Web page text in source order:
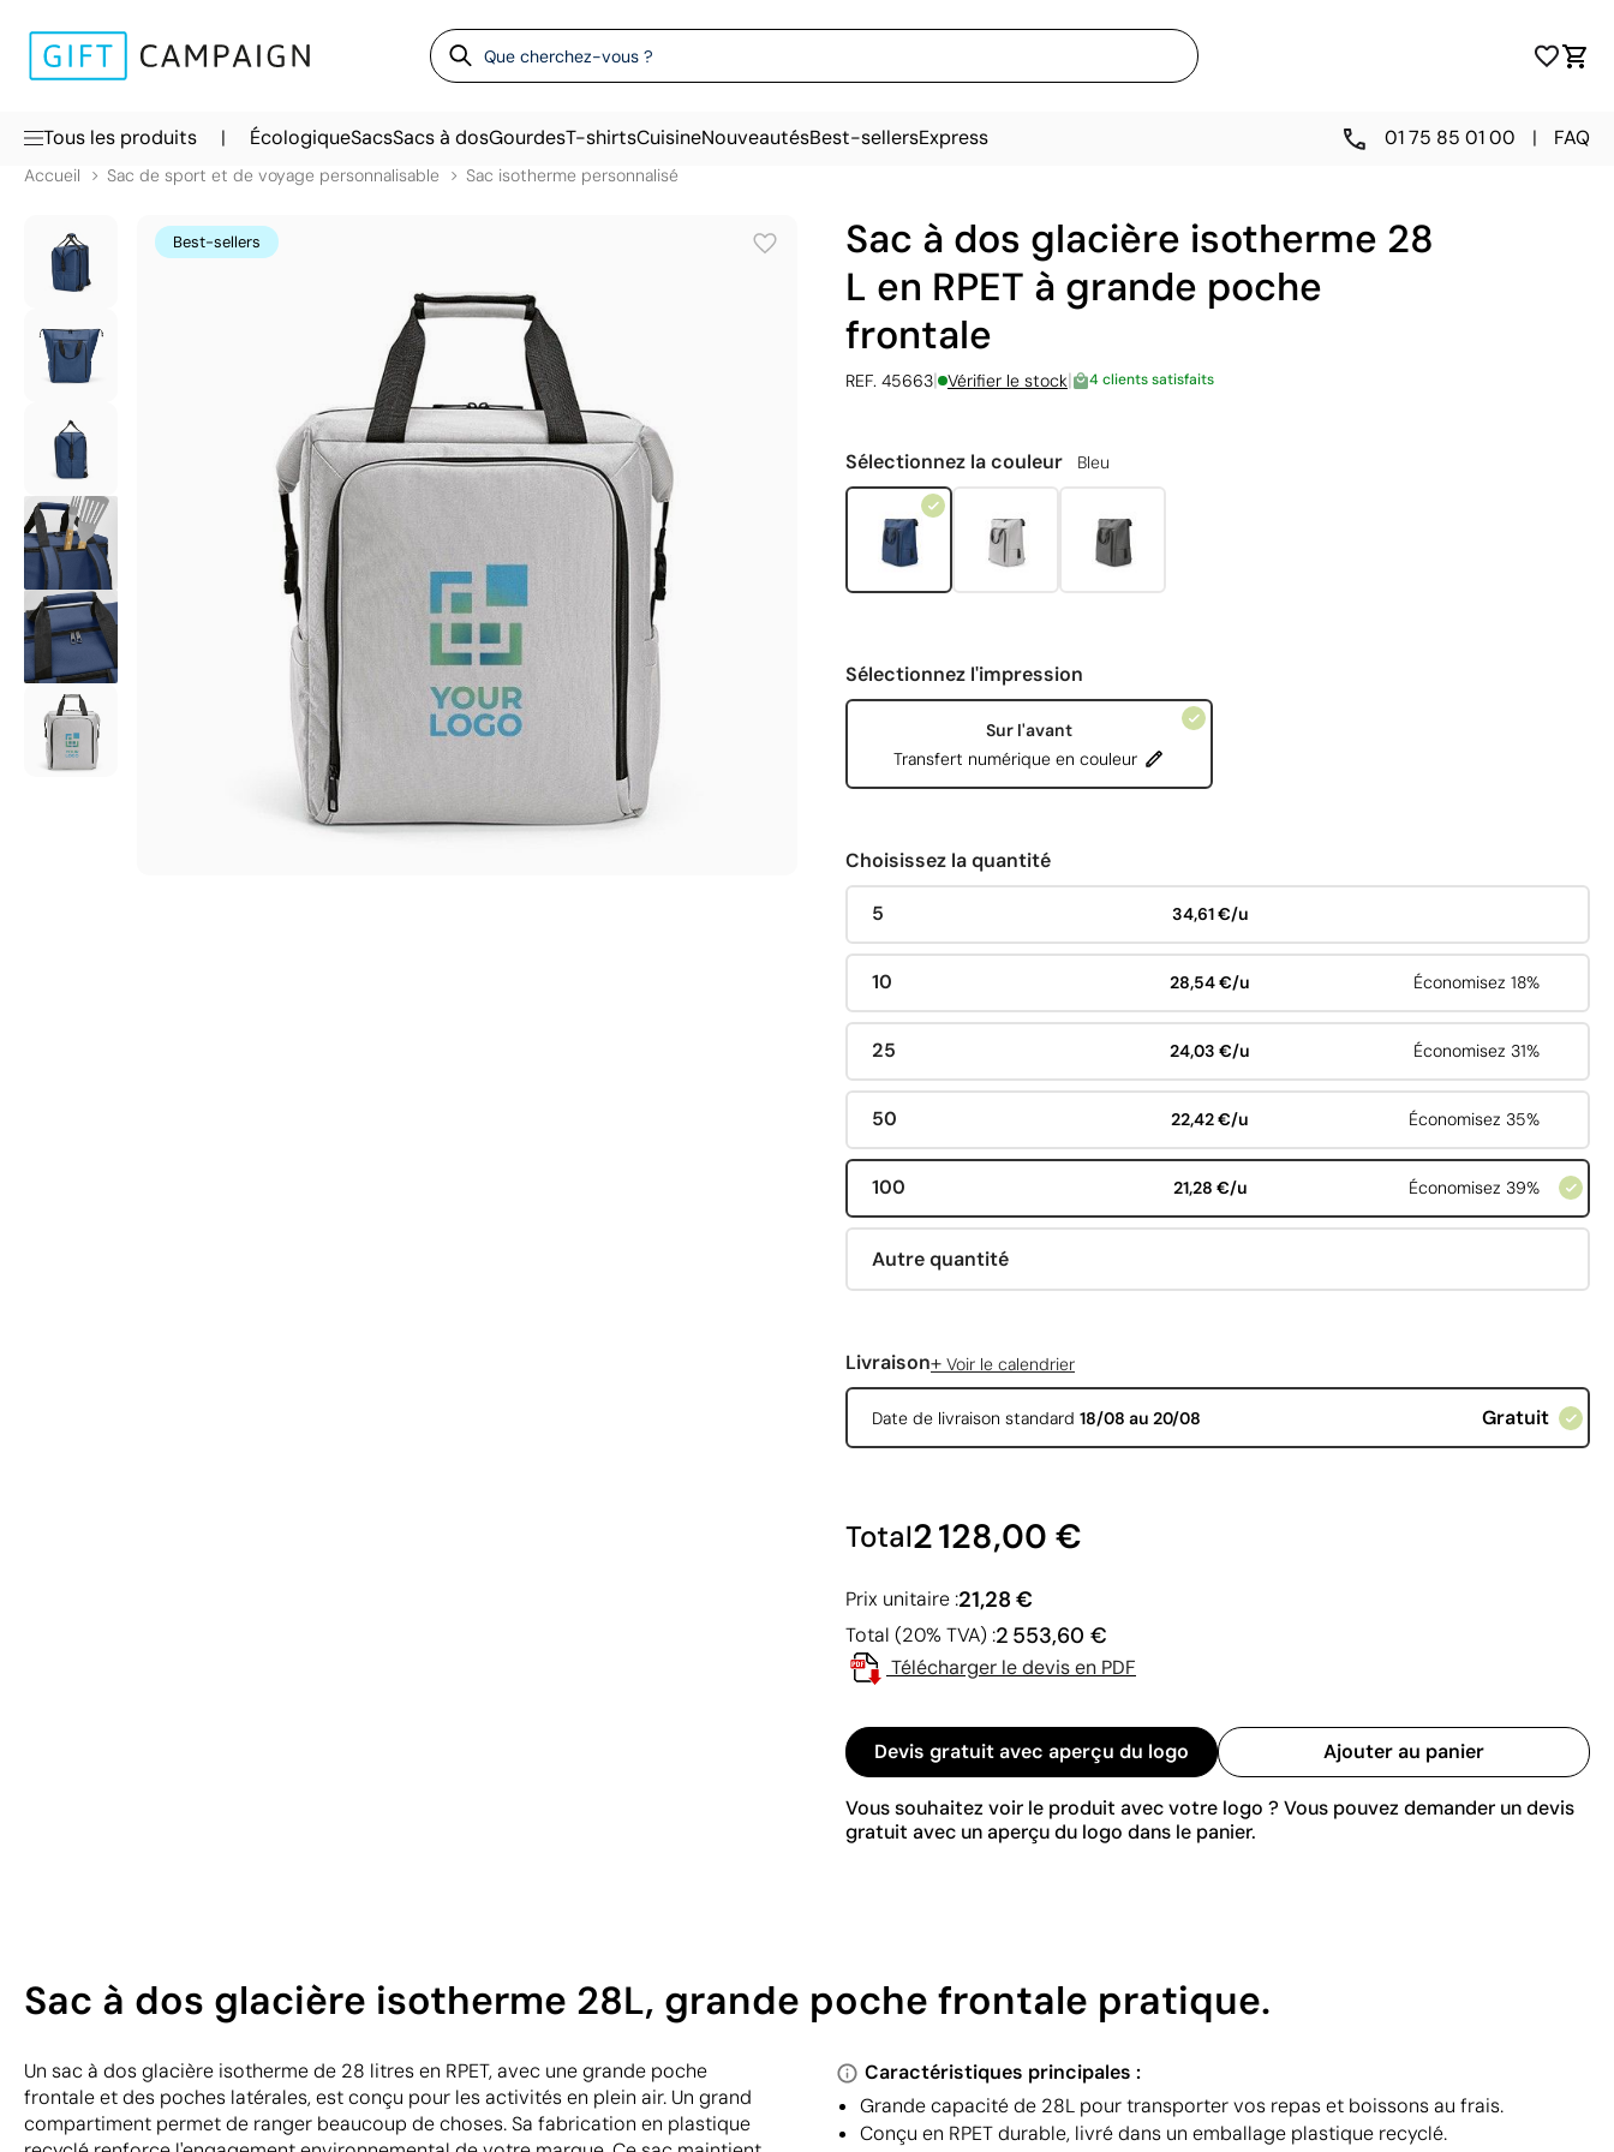
Tous les produits | ÉcologiqueSacsSacs à dosGourdesT-shirtsCuisineNouveautésBest-sellersExpress 01 75 85 01 00 | FAQ
Accueil Sac de sport et de voyage personnalisable Sac isotherme personnalisé
Best-sellers
Sac à dos glacière isotherme 28
L en RPET à grande poche
frontale
REF. 45663| Vérifier le stock| 4 clients satisfaits
Sélectionnez la couleur Bleu
Sélectionnez l'impression
Sur l'avant
Transfert numérique en couleur
Choisissez la quantité
5 34,61 €/u
10 28,54 €/u Économisez 18%
25 24,03 €/u Économisez 31%
50 22,42 €/u Économisez 35%
100 21,28 €/u Économisez 39%
Autre quantité
Livraison+ Voir le calendrier
Date de livraison standard 18/08 au 20/08 Gratuit
Total2 128,00 €
Prix unitaire :21,28 €
Total (20% TVA) :2 553,60 €
Télécharger le devis en PDF
Devis gratuit avec aperçu du logo Ajouter au panier
Vous souhaitez voir le produit avec votre logo ? Vous pouvez demander un devis
gratuit avec un aperçu du logo dans le panier.
Sac à dos glacière isotherme 28L, grande poche frontale pratique.
Un sac à dos glacière isotherme de 28 litres en RPET, avec une grande poche
frontale et des poches latérales, est conçu pour les activités en plein air. Un grand
compartiment permet de ranger beaucoup de choses. Sa fabrication en plastique
Caractéristiques principales :
Grande capacité de 28L pour transporter vos repas et boissons au frais.
Conçu en RPET durable, livré dans un emballage plastique recyclé.